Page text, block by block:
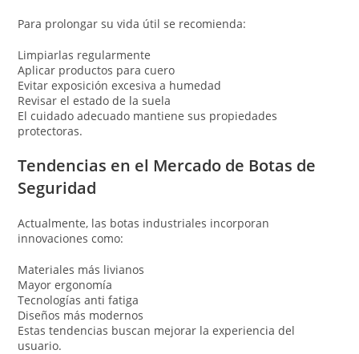
Para prolongar su vida útil se recomienda:
Limpiarlas regularmente
Aplicar productos para cuero
Evitar exposición excesiva a humedad
Revisar el estado de la suela
El cuidado adecuado mantiene sus propiedades
protectoras.
Tendencias en el Mercado de Botas de
Seguridad
Actualmente, las botas industriales incorporan
innovaciones como:
Materiales más livianos
Mayor ergonomía
Tecnologías anti fatiga
Diseños más modernos
Estas tendencias buscan mejorar la experiencia del
usuario.